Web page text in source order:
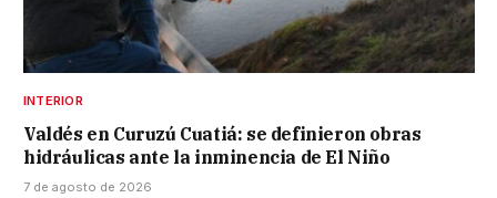
INTERIOR
Valdés en Curuzú Cuatiá: se definieron obras
hidráulicas ante la inminencia de El Niño
7 de agosto de 2026